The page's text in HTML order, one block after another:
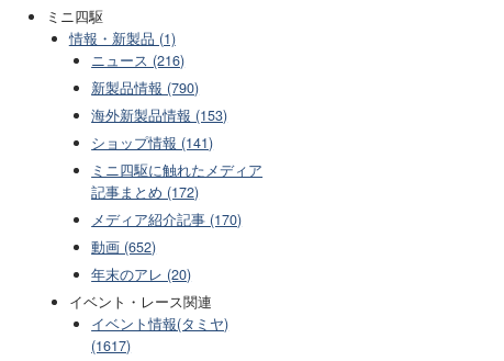
ミニ四駆
情報・新製品 (1)
ニュース (216)
新製品情報 (790)
海外新製品情報 (153)
ショップ情報 (141)
ミニ四駆に触れたメディア
記事まとめ (172)
メディア紹介記事 (170)
動画 (652)
年末のアレ (20)
イベント・レース関連
イベント情報(タミヤ)
(1617)